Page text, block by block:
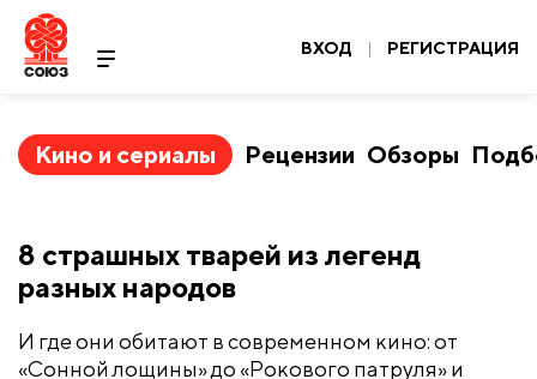
ВХОД | РЕГИСТРАЦИЯ
Кино и сериалы Рецензии Обзоры
​8 страшных тварей из легенд
разных народов
И где они обитают в современном кино: от
«Сонной лощины» до «Рокового патруля» и